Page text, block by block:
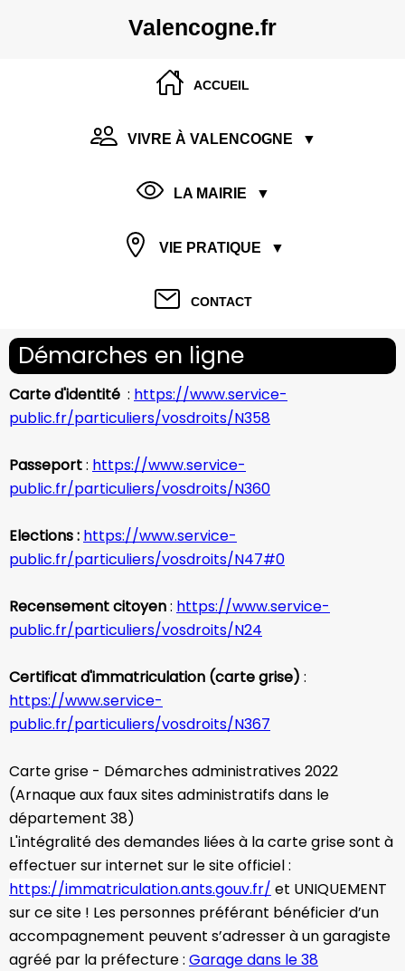
Valencogne.fr
ACCUEIL
VIVRE À VALENCOGNE ▼
VIVRE À VALENCOGNE ▲
LA MAIRIE ▼
LA MAIRIE ▲
VIE PRATIQUE ▼
VIE PRATIQUE ▲
CONTACT
Démarches en ligne
Carte d'identité : https://www.service-
public.fr/particuliers/vosdroits/N358
Passeport: https://www.service-
public.fr/particuliers/vosdroits/N360
Elections : https://www.service-
public.fr/particuliers/vosdroits/N47#0
Recensement citoyen: https://www.service-
public.fr/particuliers/vosdroits/N24
Certificat d'immatriculation (carte grise) :
https://www.service-
public.fr/particuliers/vosdroits/N367
Carte grise - Démarches administratives 2022
(Arnaque aux faux sites administratifs dans le
département 38)
L'intégralité des demandes liées à la carte grise sont à
effectuer sur internet sur le site officiel :
https://immatriculation.ants.gouv.fr/ et UNIQUEMENT
sur ce site ! Les personnes préférant bénéficier d’un
accompagnement peuvent s’adresser à un garagiste
agréé par la préfecture : Garage dans le 38